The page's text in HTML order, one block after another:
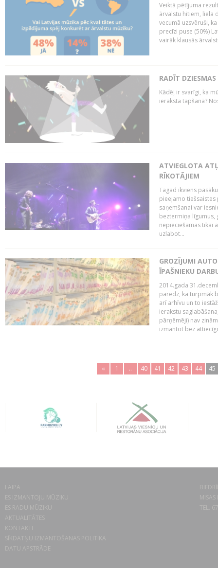
Veiktā pētījuma
ārvalstu hitiem, liela
vecumā uzsvēruši,
precīzi puse (50%)
vairāk klausās
RADĪT
Kādēļ ir svarīgi, ka
ieraksta tapšanā?
ATVIEGLOTA
RĪKOTĀJIEM
Tagad ikviens
pieejamo tiešsaistes
saņemšanai var
beztermiņa līgumus,
nepieciešamas tikai
uzlabot...
GROZĪJUMI
ĪPAŠNIEKU
2014.gada
paredz, ka turpmāk
arī arhīvu un to
ierakstu
pārņēmēji) nav
izmantot bez
« 1 .. 40 41 42 43 44 45
LAIPA
ES IZMANTOJU MŪZIKU
ES RADU MŪZIKU
AKTUALITĀTES
KONTAKTI
SĪKDATŅU IZMANTOŠANAS POLITIKA
DATU APSTRĀDE
TEL.